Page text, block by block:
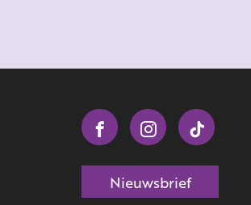
Nieuwsbrief